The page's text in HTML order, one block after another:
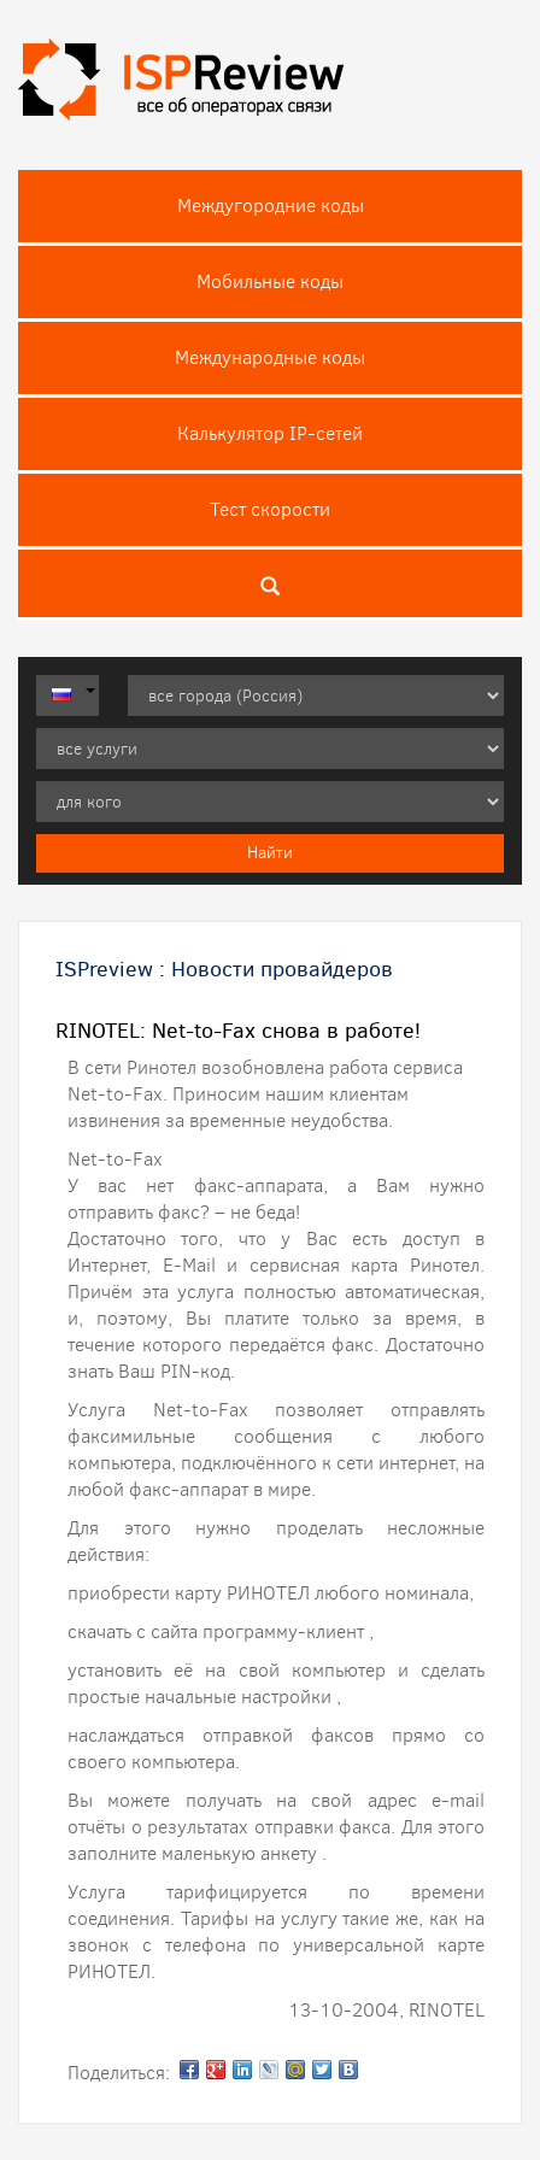
Междугородние коды
Мобильные коды
Международные коды
Калькулятор IP-сетей
Тест скороcти
ISPreview : Новости провайдеров
RINOTEL: Net-to-Fax снова в работе!
В сети Ринотел возобновлена работа сервиса
Net-to-Fax. Приносим нашим клиентам
извинения за временные неудобства.
Net-to-Fax
У вас нет факс-аппарата, а Вам нужно
отправить факс? – не беда!
Достаточно того, что у Вас есть доступ в
Интернет, E-Mail и сервисная карта Ринотел.
Причём эта услуга полностью автоматическая,
и, поэтому, Вы платите только за время, в
течение которого передаётся факс. Достаточно
знать Ваш PIN-код.
Услуга Net-to-Fax позволяет отправлять
факсимильные сообщения с любого
компьютера, подключённого к сети интернет, на
любой факс-аппарат в мире.
Для этого нужно проделать несложные
действия:
приобрести карту РИНОТЕЛ любого номинала,
скачать с сайта программу-клиент ,
установить её на свой компьютер и сделать
простые начальные настройки ,
наслаждаться отправкой факсов прямо со
своего компьютера.
Вы можете получать на свой адрес e-mail
отчёты о результатах отправки факса. Для этого
заполните маленькую анкету .
Услуга тарифицируется по времени
соединения. Тарифы на услугу такие же, как на
звонок с телефона по универсальной карте
РИНОТЕЛ.
13-10-2004, RINOTEL
Поделиться: